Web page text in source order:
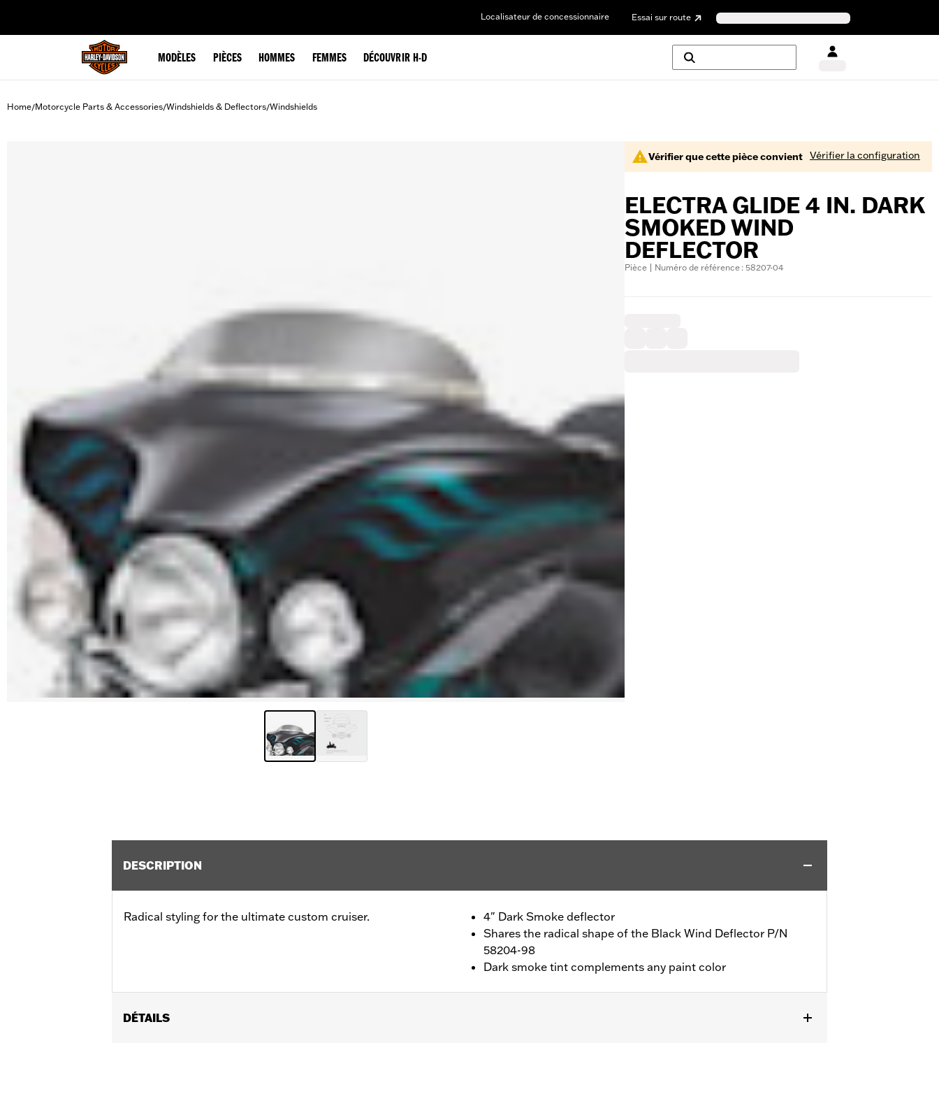
Localisateur de concessionnaire Essai sur route
MODÈLES PIÈCES HOMMES FEMMES DÉCOUVRIR H-D
Home/Motorcycle Parts & Accessories/Windshields & Deflectors/Windshields
Vérifier que cette pièce convient Vérifier la configuration
ELECTRA GLIDE 4 IN. DARK
SMOKED WIND
DEFLECTOR
Pièce | Numéro de référence : 58207-04
DESCRIPTION
Radical styling for the ultimate custom cruiser.
4" Dark Smoke deflector
Shares the radical shape of the Black Wind Deflector P/N
58204-98
Dark smoke tint complements any paint color
DÉTAILS